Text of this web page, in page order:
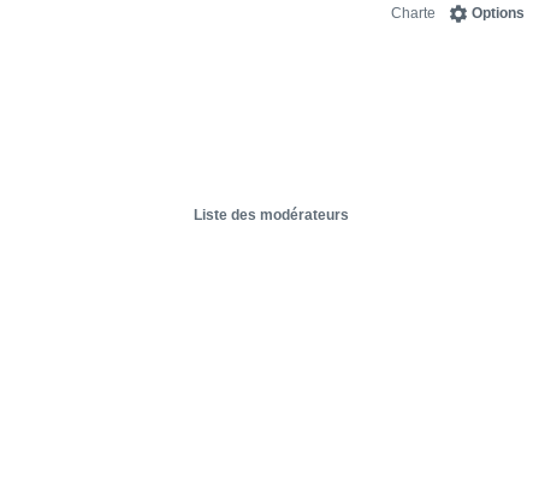
Options
Charte
Liste des modérateurs